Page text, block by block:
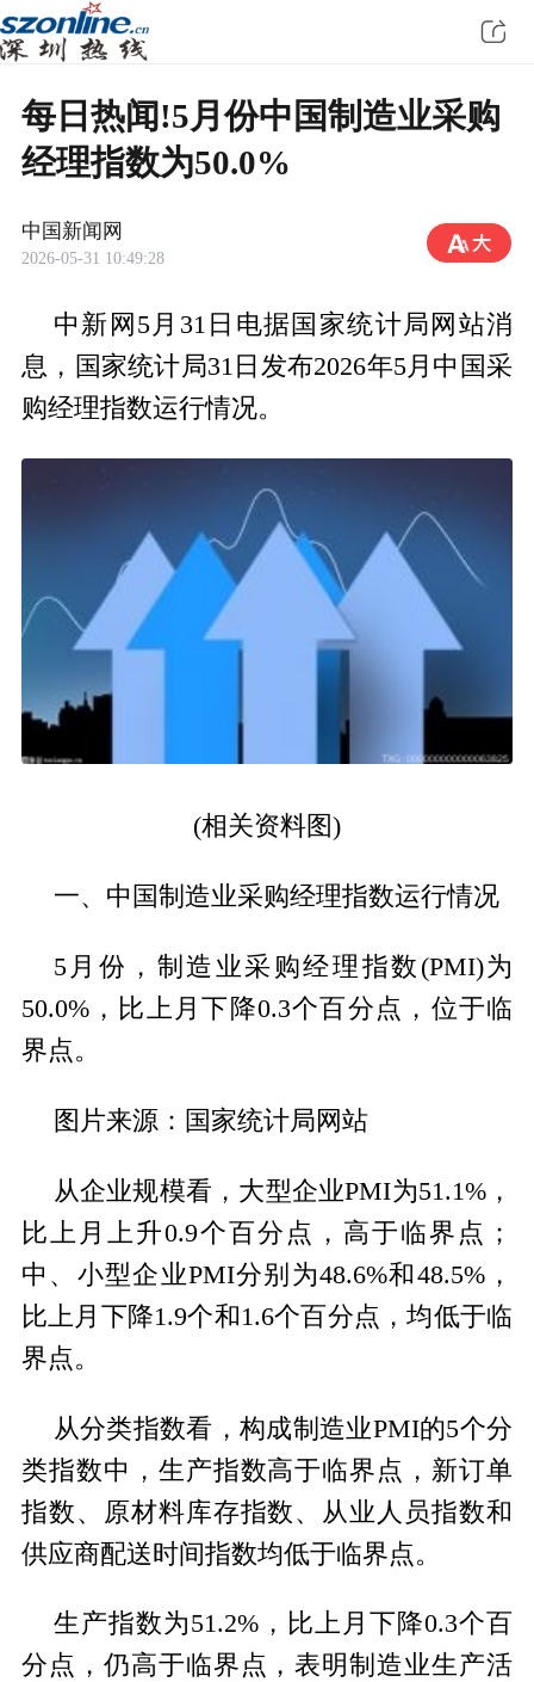
每日热闻!5月份中国制造业采购
经理指数为50.0%
中国新闻网
2026-05-31 10:49:28
中新网5月31日电据国家统计局网站消
息，国家统计局31日发布2026年5月中国采
购经理指数运行情况。
(相关资料图)
一、中国制造业采购经理指数运行情况
5月份，制造业采购经理指数(PMI)为
50.0%，比上月下降0.3个百分点，位于临
界点。
图片来源：国家统计局网站
从企业规模看，大型企业PMI为51.1%，
比上月上升0.9个百分点，高于临界点；
中、小型企业PMI分别为48.6%和48.5%，
比上月下降1.9个和1.6个百分点，均低于临
界点。
从分类指数看，构成制造业PMI的5个分
类指数中，生产指数高于临界点，新订单
指数、原材料库存指数、从业人员指数和
供应商配送时间指数均低于临界点。
生产指数为51.2%，比上月下降0.3个百
分点，仍高于临界点，表明制造业生产活